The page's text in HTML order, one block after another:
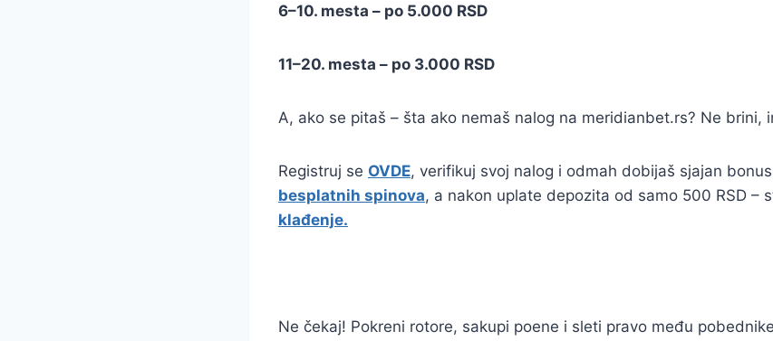
6–10. mesta – po 5.000 RSD
11–20. mesta – po 3.000 RSD
A, ako se pitaš – šta ako nemaš nalog na meridianbet.rs? Ne brini,
Registruj se OVDE, verifikuj svoj nalog i odmah dobijaš sjajan
besplatnih spinova, a nakon uplate depozita od samo 500 RSD –
klađenje.
Ne čekaj! Pokreni rotore, sakupi poene i sleti pravo među